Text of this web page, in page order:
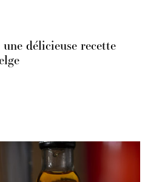
délicieuse recette